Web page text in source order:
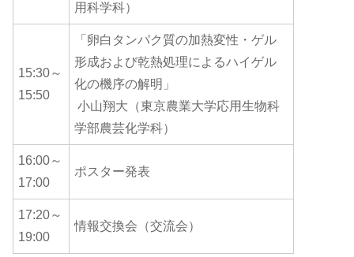
用科学科）
15:30～
15:50
「卵白タンパク質の加熱変性・ゲル
形成および乾熱処理によるハイゲル
化の機序の解明」
小山翔大（東京農業大学応用生物科
学部農芸化学科）
16:00～
17:00
ポスター発表
17:20～
19:00
情報交換会（交流会）